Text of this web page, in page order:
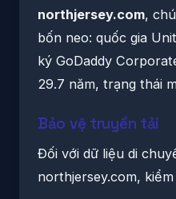
northjersey.com,
bốn neo: quốc gia
ký GoDaddy
29.7 năm, trạng thái
Bảo vệ truyền tải
Đối với dữ liệu di
northjersey.com,